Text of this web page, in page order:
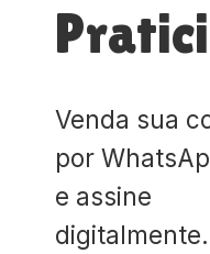
Venda sua
por
e assine
digitalmente.